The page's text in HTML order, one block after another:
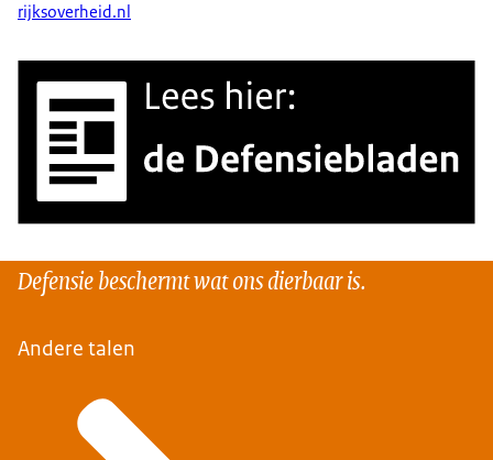
rijksoverheid.nl
Defensie beschermt wat ons dierbaar is.
Andere talen